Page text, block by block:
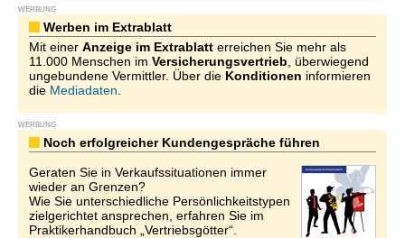
WERBUNG
Werben im Extrablatt
Mit einer Anzeige im Extrablatt erreichen Sie mehr als
11.000 Menschen im Versicherungsvertrieb , überwiegend
ungebundene Vermittler. Über die Konditionen informieren
die Mediadaten
WERBUNG
Noch erfolgreicher Kundengespräche führen
Geraten Sie in Verkaufssituationen immer
wieder an Grenzen?
Wie Sie unterschiedliche Persönlichkeitstypen
zielgerichtet ansprechen, erfahren Sie im
Praktikerhandbuch „Vertriebsgötter“.